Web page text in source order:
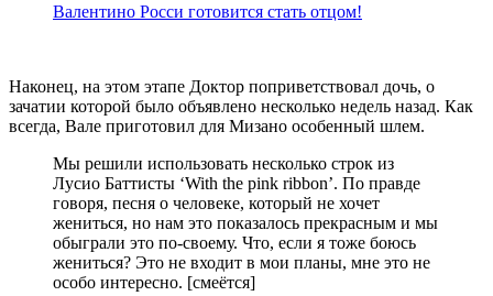
Валентино Росси готовится стать отцом!
Наконец, на этом этапе Доктор поприветствовал дочь, о
зачатии которой было объявлено несколько недель назад. Как
всегда, Вале приготовил для Мизано особенный шлем.
Мы решили использовать несколько строк из
Лусио Баттисты ‘With the pink ribbon’. По правде
говоря, песня о человеке, который не хочет
жениться, но нам это показалось прекрасным и мы
обыграли это по-своему. Что, если я тоже боюсь
жениться? Это не входит в мои планы, мне это не
особо интересно. [смеётся]